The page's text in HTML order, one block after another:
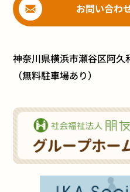
お問い合わ
神奈川県横浜市瀬谷区阿久
（無料駐車場あり）